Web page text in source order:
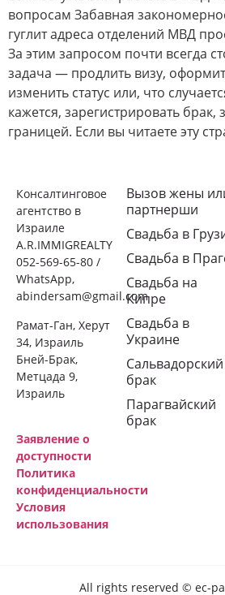
вопросам Забавная
гуглит адреса отделений МВД
За этим запросом почти всегда
задача — продлить визу,
изменить статус или, что
кажется, зарегистрировать
границей. Если вы читаете эту
Консалтинговое
агентство в
Израиле
A.R.IMMIGREALTY
052-569-65-80 /
WhatsApp,
abindersam@gmail.com
Рамат-Ган, Херут
34, Израиль
Бней-Брак,
Метцада 9,
Израиль
Заявление о
доступности
Политика
конфиденциальности
Условия
использования
Вызов жены
партнерши
Свадьба в
Свадьба в
Свадьба на
Кипре
Свадьба в
Украине
Сальвадорский
брак
Парагвайский
брак
All rights reserved © ec-